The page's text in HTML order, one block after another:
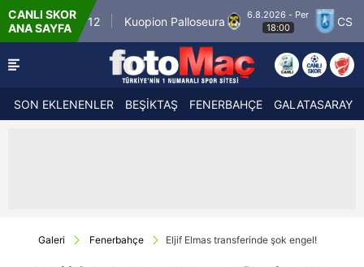
CANLI SKOR
ANA SAYFA
Match 12 Kuopion Palloseura
6.8.2026 - Per
18:00
CS
SON EKLENENLER BEŞİKTAŞ FENERBAHÇE GALATASARAY
Galeri Fenerbahçe Eljif Elmas transferinde şok engel!